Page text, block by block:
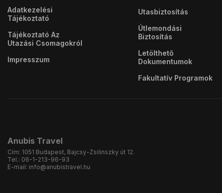
Adatkezelési
Tájékoztató
Tájékoztató Az
Utazási Csomagokról
Impresszum
Utasbiztosítás
Útlemondási
Biztosítás
Letölthető
Dokumentumok
Fakultatív Programok
Anubis Travel
Cím: 1051 Budapest, Bajcsy-Zsilinszky út 12.
Tel.: 06-1-213-96-93
E-mail: info@anubistravel.hu